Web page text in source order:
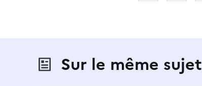
Sur le même sujet